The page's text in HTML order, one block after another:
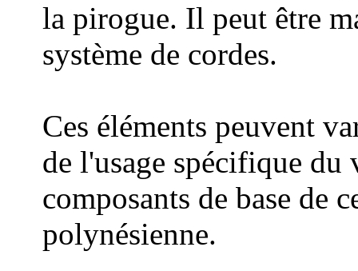
la pirogue. Il peut être
système de cordes.
Ces éléments peuvent
de l'usage spécifique du
composants de base de
polynésienne.